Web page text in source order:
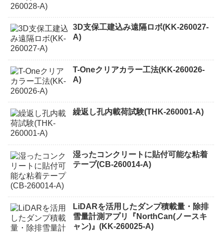
3D支保工建込み遠隔ロボ(KK-260027-
A)
T-Oneクリアカラー工法(KK-260026-
A)
繰返し孔内載荷試験(THK-260001-A)
湿ったコンクリートに貼付可能な粘着
テープ(CB-260014-A)
LiDARを活用したダンプ積載量・除排
雪量計測アプリ『NorthCan(ノースキ
ャン)』(KK-260025-A)